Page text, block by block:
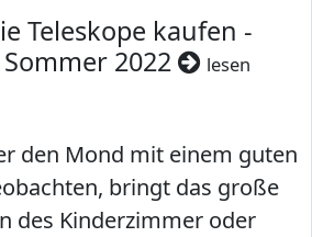
Teleskope kaufen -
2022
lesen
den Mond mit einem guten
bringt das große
des Kinderzimmer oder